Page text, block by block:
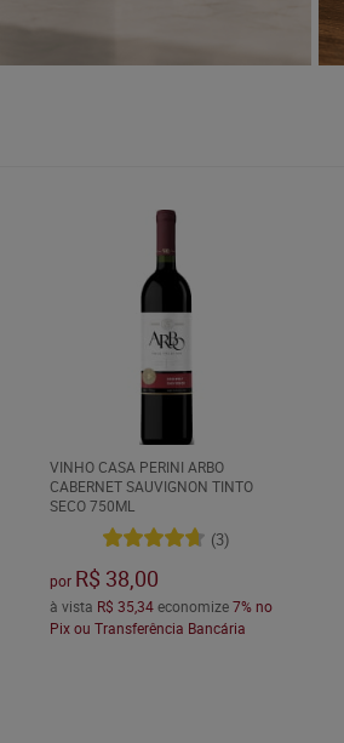
VINHO CASA PERINI ARBO
CABERNET SAUVIGNON TINTO
SECO 750ML
(3)
por R$ 38,00
à vista R$ 35,34economize7% no
Pix ou Transferência Bancária